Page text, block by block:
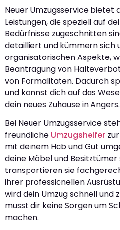
Neuer Umzugsservice bietet
Leistungen, die speziell auf
Bedürfnisse zugeschnitten
detailliert und kümmern sich
organisatorischen Aspekte,
Beantragung von
von Formalitäten. Dadurch
und kannst dich auf das
dein neues Zuhause in Angers.
Bei Neuer Umzugsservice
freundliche Umzugshelfer
mit deinem Hab und Gut
deine Möbel und Besitztümer
transportieren sie
ihrer professionellen
wird dein Umzug schnell und
musst dir keine Sorgen um
machen.